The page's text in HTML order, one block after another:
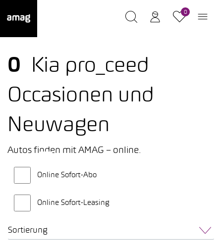
0
0
Kia pro_ceed
Occasionen und
Neuwagen
Autos finden mit AMAG – online.
Online Sofort-Abo
Online Sofort-Leasing
Sortierung